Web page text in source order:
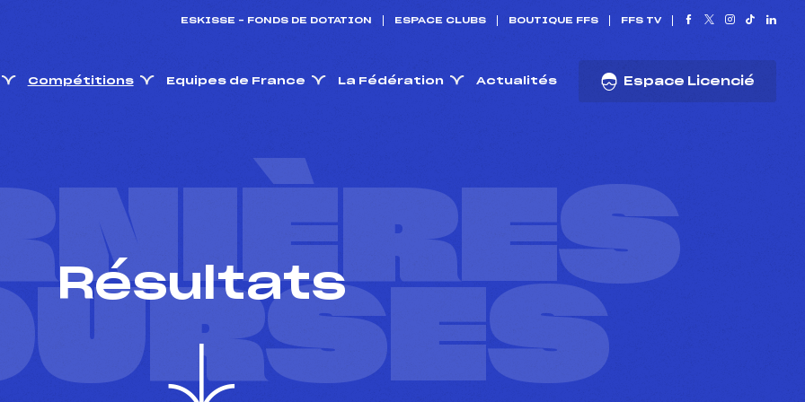
ESKISSE – FONDS DE DOTATION ESPACE CLUBS BOUTIQUE FFS FFS TV
Compétitions Equipes de France La Fédération Actualités Espace Licencié
Résultats